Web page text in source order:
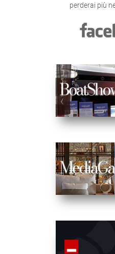
perderai più